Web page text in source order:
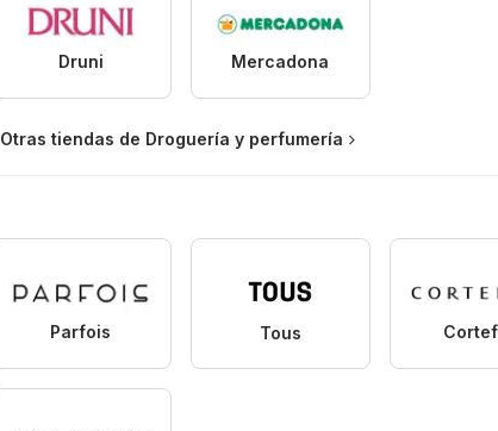
Druni Mercadona
Otras tiendas de Droguería y perfumería
Parfois Tous